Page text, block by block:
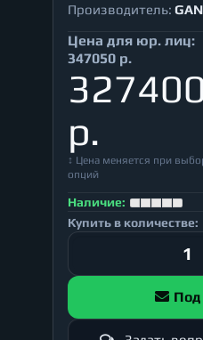
Производитель:
Цена для юр. лиц:
347050 р.
327400
р.
↕ Цена меняется при
опций
Наличие:
Купить в количестве:
Под